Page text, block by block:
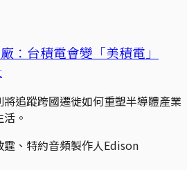
：台積電會變「美積電」
將追蹤跨國遷徙如何重塑半導體產業
。
、特約音頻製作人Edison